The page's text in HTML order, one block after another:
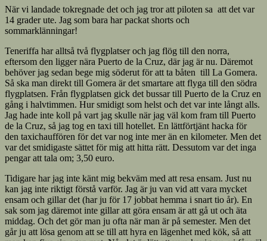
När vi landade tokregnade det och jag tror att piloten sa att det var
14 grader ute. Jag som bara har packat shorts och
sommarklänningar!
Teneriffa har alltså två flygplatser och jag flög till den norra,
eftersom den ligger nära Puerto de la Cruz, där jag är nu. Däremot
behöver jag sedan bege mig söderut för att ta båten till La Gomera.
Så ska man direkt till Gomera är det smartare att flyga till den södra
flygplatsen. Från flygplatsen gick det bussar till Puerto de la Cruz en
gång i halvtimmen. Hur smidigt som helst och det var inte långt alls.
Jag hade inte koll på vart jag skulle när jag väl kom fram till Puerto
de la Cruz, så jag tog en taxi till hotellet. En lättförtjänt hacka för
den taxichauffören för det var nog inte mer än en kilometer. Men det
var det smidigaste sättet för mig att hitta rätt. Dessutom var det inga
pengar att tala om; 3,50 euro.
Tidigare har jag inte känt mig bekväm med att resa ensam. Just nu
kan jag inte riktigt förstå varför. Jag är ju van vid att vara mycket
ensam och gillar det (har ju för 17 jobbat hemma i snart tio år). En
sak som jag däremot inte gillar att göra ensam är att gå ut och äta
middag. Och det gör man ju ofta när man är på semester. Men det
går ju att lösa genom att se till att hyra en lägenhet med kök, så att